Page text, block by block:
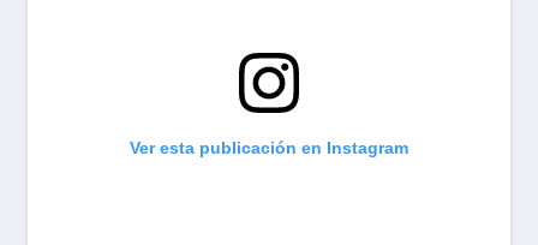
Ver esta publicación en Instagram